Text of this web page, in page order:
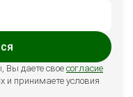
даете свое согласие
и принимаете условия